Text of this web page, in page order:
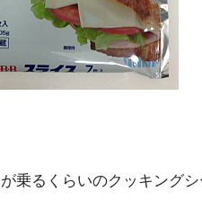
乗るくらいのクッキング